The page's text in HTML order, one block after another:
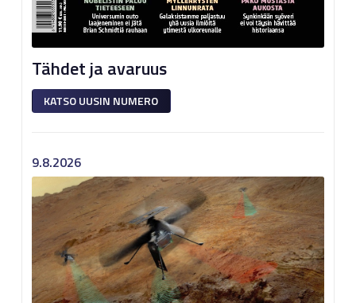
Tähdet ja avaruus
KATSO UUSIN NUMERO
9.8.2026